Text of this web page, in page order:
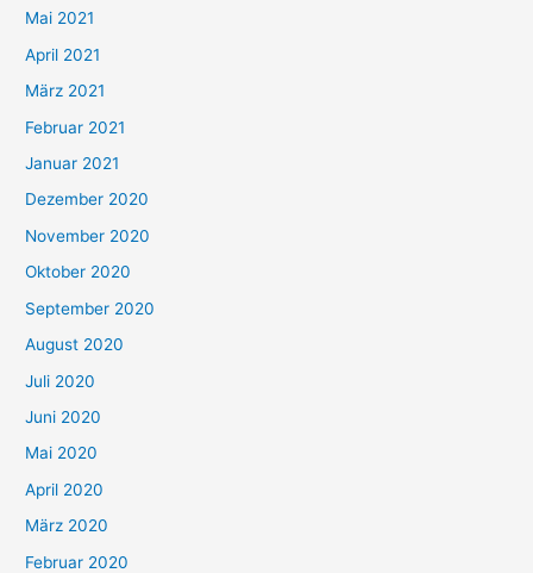
h
:
Mai 2021
April 2021
März 2021
Februar 2021
Januar 2021
Dezember 2020
November 2020
Oktober 2020
September 2020
August 2020
Juli 2020
Juni 2020
Mai 2020
April 2020
März 2020
Februar 2020